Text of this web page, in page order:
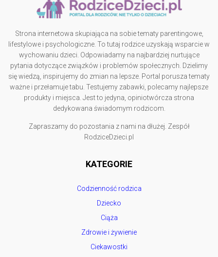
Strona internetowa skupiająca na sobie tematy parentingowe,
lifestylowe i psychologiczne. To tutaj rodzice uzyskają wsparcie w
wychowaniu dzieci. Odpowiadamy na najbardziej nurtujące
pytania dotyczące związków i problemów społecznych. Dzielimy
się wiedzą, inspirujemy do zmian na lepsze. Portal porusza tematy
ważne i przełamuje tabu. Testujemy zabawki, polecamy najlepsze
produkty i miejsca. Jest to jedyna, opiniotwórcza strona
dedykowana świadomym rodzicom.
Zapraszamy do pozostania z nami na dłużej. Zespół
RodziceDzieci.pl
KATEGORIE
Codzienność rodzica
Dziecko
Ciąża
Zdrowie i żywienie
Ciekawostki